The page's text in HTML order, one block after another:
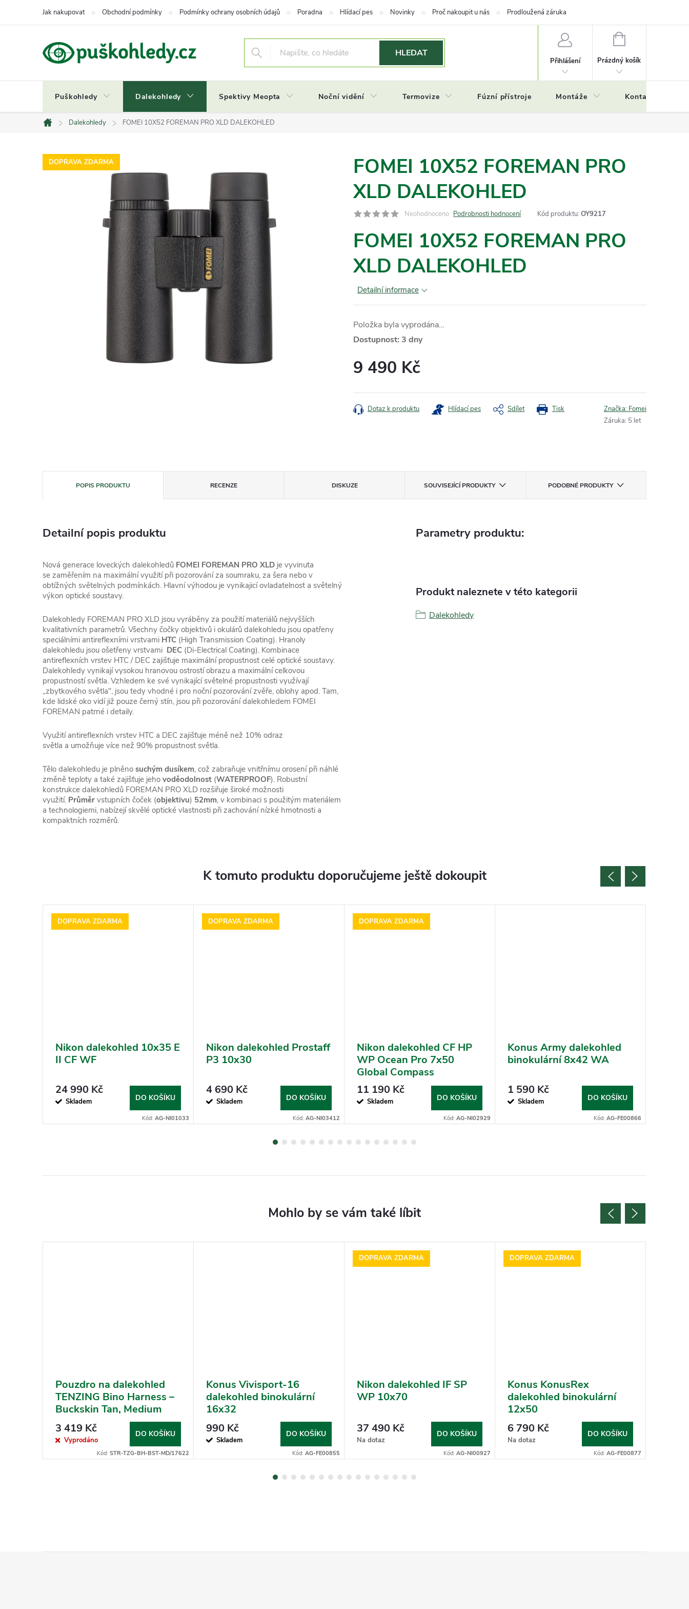
Jak nakupovat Obchodní podmínky Podmínky ochrany osobních údajů Poradna Hlídací pes Novinky Proč nakoupit u nás Prodloužená záruka
HLEDAT
Přihlášení
NÁKUPNÍ
Prázdný košík
Puškohledy Dalekohledy Spektivy Meopta Noční vidění Termovize Fúzní přístroje Montáže Kontakty
Domů
Dalekohledy FOMEI 10X52 FOREMAN PRO XLD DALEKOHLED
DOPRAVA ZDARMA
FOMEI 10X52 FOREMAN PRO
XLD DALEKOHLED
Neohodnoceno Podrobnosti hodnocení Kód produktu: OY9217
FOMEI 10X52 FOREMAN PRO
XLD DALEKOHLED
Detailní informace
Položka byla vyprodána…
Dostupnost: 3 dny
9 490 Kč
cena:
Tisk
Dotaz k produktu Hlídací pes Sdílet Značka: Fomei
Záruka: 5 let
POPIS PRODUKTU RECENZE DISKUZE SOUVISEJÍCÍ PRODUKTY PODOBNÉ PRODUKTY
Detailní popis produktu
Nová generace loveckých dalekohledů FOMEI FOREMAN PRO XLD je vyvinuta
se zaměřením na maximální využití při pozorování za soumraku, za šera nebo v
obtížných světelných podmínkách. Hlavní výhodou je vynikajicí ovladatelnost a světelný
výkon optické soustavy.
Dalekohledy FOREMAN PRO XLD jsou vyráběny za použití materiálů nejvyšších
kvalitativních parametrů. Všechny čočky objektivů i okulárů dalekohledu jsou opatřeny
speciálními antireflexními vrstvami HTC (High Transmission Coating). Hranoly
dalekohledu jsou ošetřeny vrstvami DEC (Di-Electrical Coating). Kombinace
antireflexních vrstev HTC / DEC zajišťuje maximální propustnost celé optické soustavy.
Dalekohledy vynikají vysokou hranovou ostrostí obrazu a maximální celkovou
propustností světla. Vzhledem ke své vynikající světelné propustnosti využívají
„zbytkového světla", jsou tedy vhodné i pro noční pozorování zvěře, oblohy apod. Tam,
kde lidské oko vidí již pouze černý stín, jsou při pozorování dalekohledem FOMEI
FOREMAN patrné i detaily.
Využití antireflexních vrstev HTC a DEC zajišťuje méně než 10% odraz
světla a umožňuje více než 90% propustnost světla.
Tělo dalekohledu je plněno suchým dusíkem, což zabraňuje vnitřnímu orosení při náhlé
změně teploty a také zajišťuje jeho voděodolnost (WATERPROOF). Robustní
konstrukce dalekohledů FOREMAN PRO XLD rozšiřuje široké možnosti
využití. Průměr vstupních čoček (objektivu) 52mm, v kombinaci s použitým materiálem
a technologiemi, nabízejí skvělé optické vlastnosti při zachování nízké hmotnosti a
kompaktních rozměrů.
Parametry produktu:
Produkt naleznete v této kategorii
Dalekohledy
K tomuto produktu doporučujeme ještě dokoupit
DOPRAVA ZDARMA
Nikon dalekohled 10x35 E
II CF WF
24 990 Kč
Skladem DO KOŠÍKU
Kód: AG-NI01033
DOPRAVA ZDARMA
Nikon dalekohled Prostaff
P3 10x30
4 690 Kč
Skladem DO KOŠÍKU
Kód: AG-NI03412
DOPRAVA ZDARMA
Nikon dalekohled CF HP
WP Ocean Pro 7x50
Global Compass
11 190 Kč
Skladem DO KOŠÍKU
Kód: AG-NI02929
Konus Army dalekohled
binokulární 8x42 WA
1 590 Kč
Skladem DO KOŠÍKU
Kód: AG-FE00866
Pouzdro na dalekohled
TENZING Bino Harness –
Buckskin Tan, Medium
3 419 Kč
Vyprodáno
DO KOŠÍKU
Kód: STR-TZG-BH-BST-MD/17622
Konus Vivisport-16
dalekohled binokulární
16x32
990 Kč
Skladem
DO KOŠÍKU
Kód: AG-FE00855
DOPRAVA ZDARMA
Nikon dalekohled IF SP
WP 10x70
37 490 Kč
Na dotaz
DO KOŠÍKU
Kód: AG-NI00927
DOPRAVA ZDARMA
Konus KonusRex
dalekohled binokulární
12x50
6 790 Kč
Na dotaz
DO KOŠÍKU
Kód: AG-FE00877